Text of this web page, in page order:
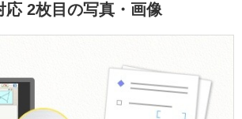
応 2枚目の写真・画像